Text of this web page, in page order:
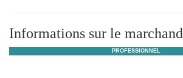
Informations sur le marchand
PROFESSIONNEL